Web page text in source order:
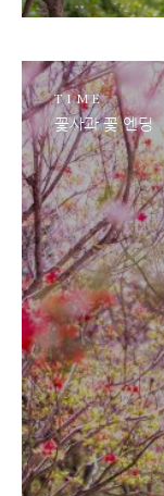
TIME
꽃사과 꽃 엔딩